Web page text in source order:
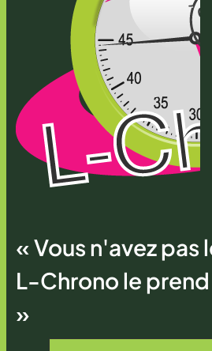
« Vous n'avez pas
L-Chrono le
»